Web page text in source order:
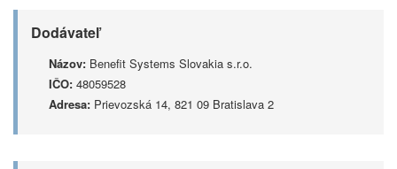
Dodávateľ
Názov: Benefit Systems Slovakia s.r.o.
IČO: 48059528
Adresa: Prievozská 14, 821 09 Bratislava 2